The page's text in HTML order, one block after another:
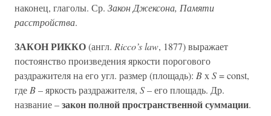
наконец, глаголы. Ср. Закон Джексона, Памяти
расстройства.
ЗАКОН РИККО(англ. Ricco’s law, 1877) выражает
постоянство произведения яркости порогового
раздражителя на его угл. размер (площадь): BхS= const,
где B– яркость раздражителя, S– его площадь. Др.
название –закон полной пространственной суммации.